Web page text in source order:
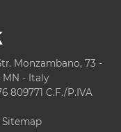
Monzambano, 73 -
- Italy
809771 C.F./P.IVA
Sitemap